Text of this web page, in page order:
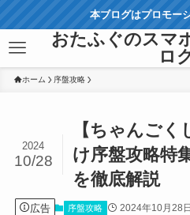
本ブログはプロモー
おたふぐのスマ
ロ
ホーム 序盤攻略
【ちゃんごく
け序盤攻略特
を徹底解説
2024
10/28
広告 序盤攻略 2024年10月28日